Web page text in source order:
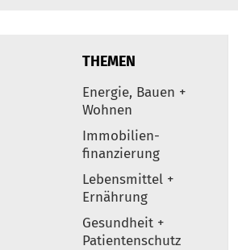
Elemente
THEMEN
Energie, Bauen +
Wohnen
Immobilien-
finanzierung
Lebensmittel +
Ernährung
Gesundheit +
Patientenschutz